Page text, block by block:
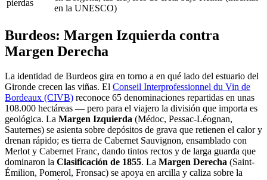
pierdas
en la UNESCO)
Burdeos: Margen Izquierda contra
Margen Derecha
La identidad de Burdeos gira en torno a en qué lado del estuario del
Gironde crecen las viñas. El Conseil Interprofessionnel du Vin de
Bordeaux (CIVB) reconoce 65 denominaciones repartidas en unas
108.000 hectáreas — pero para el viajero la división que importa es
geológica. La Margen Izquierda (Médoc, Pessac-Léognan,
Sauternes) se asienta sobre depósitos de grava que retienen el calor y
drenan rápido; es tierra de Cabernet Sauvignon, ensamblado con
Merlot y Cabernet Franc, dando tintos rectos y de larga guarda que
dominaron la Clasificación de 1855. La Margen Derecha (Saint-
Émilion, Pomerol, Fronsac) se apoya en arcilla y caliza sobre la